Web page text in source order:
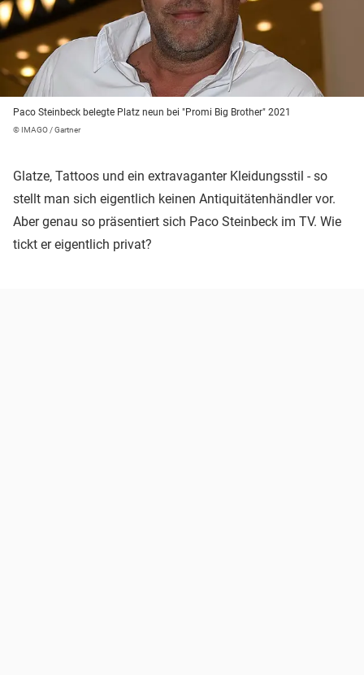
Paco Steinbeck belegte Platz neun bei "Promi Big Brother" 2021
© IMAGO / Gartner
Glatze, Tattoos und ein extravaganter Kleidungsstil - so
stellt man sich eigentlich keinen Antiquitätenhändler vor.
Aber genau so präsentiert sich Paco Steinbeck im TV. Wie
tickt er eigentlich privat?